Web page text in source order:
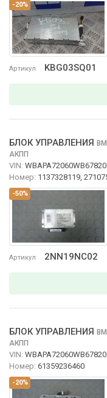
-20%
Артикул KBG03SQ01
-50%
Артикул 2NN19NC02
БЛОК УПРАВЛЕНИЯ
АКПП
VIN: WBAPA72060WB67820
Номер: 1137328119,
-20%
БЛОК УПРАВЛЕНИЯ
АКПП
VIN: WBAPA72060WB67820
Номер: 61359236460